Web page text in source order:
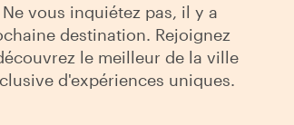
vous inquiétez pas, il y a
destination. Rejoignez
le meilleur de la ville
d'expériences uniques.